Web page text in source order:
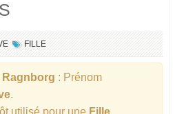
FILLE
Ragnborg : Prénom
.
utilisé pour une Fille.